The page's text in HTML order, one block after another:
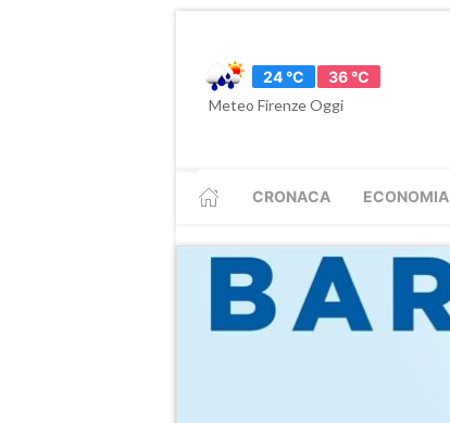
24 °C
36 °C
Meteo Firenze Oggi
CRONACA ECONOMIA